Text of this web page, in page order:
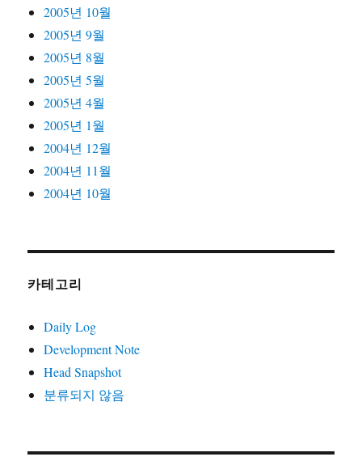
2005년 10월
2005년 9월
2005년 8월
2005년 5월
2005년 4월
2005년 1월
2004년 12월
2004년 11월
2004년 10월
카테고리
Daily Log
Development Note
Head Snapshot
분류되지 않음